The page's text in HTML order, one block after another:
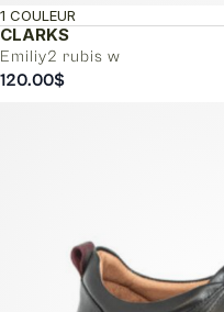
CLARKS
Emiliy2 rubis w
1 COULEUR
120.00$